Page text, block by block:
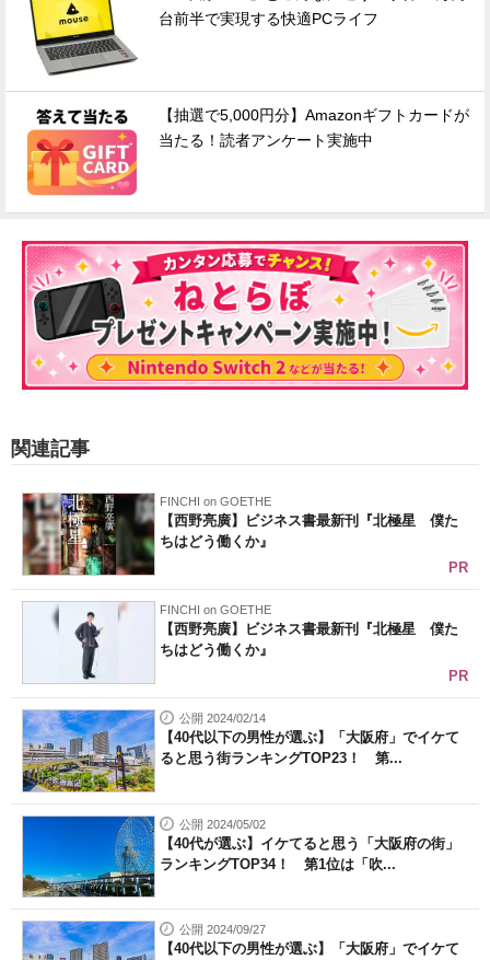
台前半で実現する快適PCライフ
【抽選で5,000円分】Amazonギフトカードが
当たる！読者アンケート実施中
関連記事
FINCHI on GOETHE
【西野亮廣】ビジネス書最新刊『北極星 僕た
ちはどう働くか』
PR
FINCHI on GOETHE
【西野亮廣】ビジネス書最新刊『北極星 僕た
ちはどう働くか』
PR
公開 2024/02/14
【40代以下の男性が選ぶ】「大阪府」でイケて
ると思う街ランキングTOP23！ 第...
公開 2024/05/02
【40代が選ぶ】イケてると思う「大阪府の街」
ランキングTOP34！ 第1位は「吹...
公開 2024/09/27
【40代以下の男性が選ぶ】「大阪府」でイケて